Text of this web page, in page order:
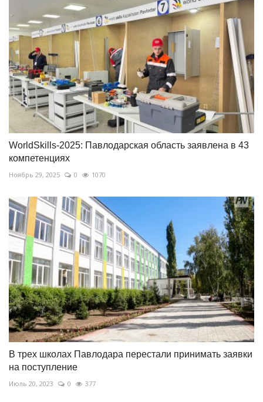
WorldSkills-2025: Павлодарская область заявлена в 43
компетенциях
Ноябрь 29, 2025 0 1070
В трех школах Павлодара перестали принимать заявки
на поступление
Июль 20, 2023 0 377